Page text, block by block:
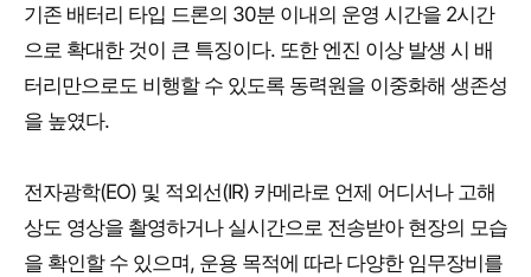
기존 배터리 타입 드론의 30분 이내의 운영 시간을 2시간
으로 확대한 것이 큰 특징이다. 또한 엔진 이상 발생 시 배
터리만으로도 비행할 수 있도록 동력원을 이중화해 생존성
을 높였다.
전자광학(EO) 및 적외선(IR) 카메라로 언제 어디서나 고해
상도 영상을 촬영하거나 실시간으로 전송받아 현장의 모습
을 확인할 수 있으며, 운용 목적에 따라 다양한 임무장비를